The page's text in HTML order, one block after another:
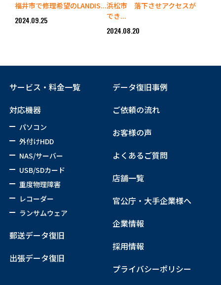
福井市で修理希望のLANDIS...
2024.09.25
浜松市 落下させアクセスが
でき...
2024.08.20
サービス・料金一覧
対応機器
パソコン
外付けHDD
NAS/サーバー
USB/SDカード
重度物理障害
レコーダー
ランサムウェア
郵送データ復旧
出張データ復旧
データ復旧事例
ご依頼の流れ
お客様の声
よくあるご質問
店舗一覧
官公庁・大手企業様へ
企業情報
採用情報
プライバシーポリシー